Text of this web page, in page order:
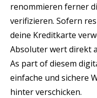
renommieren ferner
verifizieren. Sofern
deine Kreditkarte
Absoluter wert direkt
As part of diesem
einfache und sichere
hinter verschicken.